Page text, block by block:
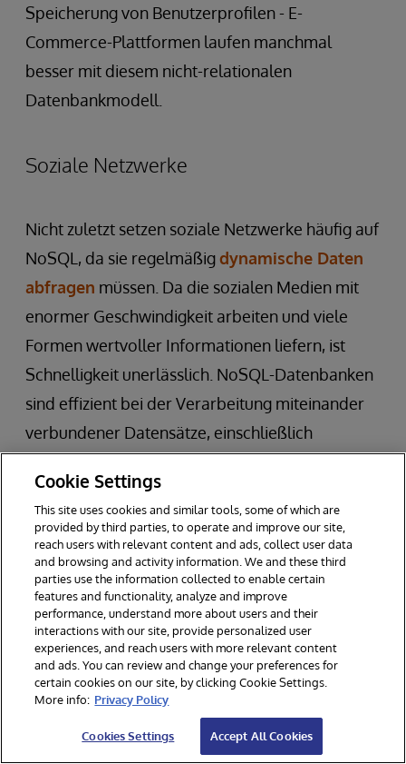
Speicherung von Benutzerprofilen - E-
Commerce-Plattformen laufen manchmal
besser mit diesem nicht-relationalen
Datenbankmodell.
Soziale Netzwerke
Nicht zuletzt setzen soziale Netzwerke häufig auf
NoSQL, da sie regelmäßigdynamische Daten
abfragen müssen. Da die sozialen Medien mit
enormer Geschwindigkeit arbeiten und viele
Formen wertvoller Informationen liefern, ist
Schnelligkeit unerlässlich. NoSQL-Datenbanken
sind effizient bei der Verarbeitung miteinander
verbundener Datensätze, einschließlich
Customer Journeys.
Cookie Settings
This site uses cookies and similar tools, some of which are
provided by third parties, to operate and improve our site,
reach users with relevant content and ads, collect user data
and browsing and activity information. We and these third
parties use the information collected to enable certain
features and functionality, analyze and improve
performance, understand more about users and their
interactions with our site, provide personalized user
experiences, and reach users with more relevant content
and ads. You can review and change your preferences for
certain cookies on our site, by clicking Cookie Settings.
More info: Privacy Policy
Cookies Settings Accept All Cookies